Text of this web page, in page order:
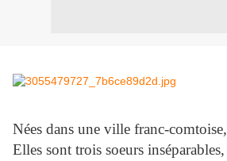
Nées dans une ville franc-comtoise,
Elles sont trois soeurs inséparables,